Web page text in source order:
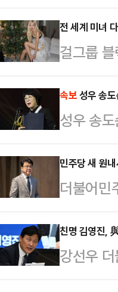
말 못 알
라고 터
지르는
후보자는
대한민국
리야?" "
껄이…
전 세계 미녀
걸그룹
등극했
공식 유
선정됐다
했다.2위
터 파리
속보성우 송
성우 송
로 별세
재, 며느
실(1일
이다.
민주당 새 원
더불어민
음 달 5일
원내대표
것은 진
수진을
친명 김영진,
강선우
을 수수